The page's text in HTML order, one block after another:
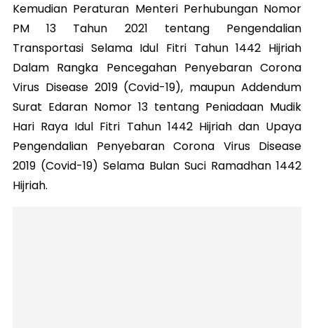
Kemudian Peraturan Menteri Perhubungan Nomor
PM 13 Tahun 2021 tentang Pengendalian
Transportasi Selama Idul Fitri Tahun 1442 Hijriah
Dalam Rangka Pencegahan Penyebaran Corona
Virus Disease 2019 (Covid-19), maupun Addendum
Surat Edaran Nomor 13 tentang Peniadaan Mudik
Hari Raya Idul Fitri Tahun 1442 Hijriah dan Upaya
Pengendalian Penyebaran Corona Virus Disease
2019 (Covid-19) Selama Bulan Suci Ramadhan 1442
Hijriah.